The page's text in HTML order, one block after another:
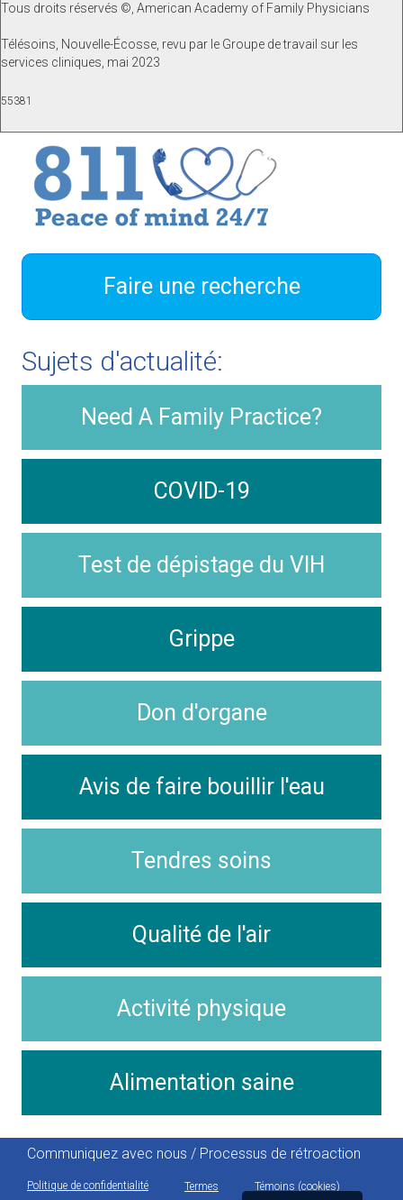
Tous droits réservés ©, American Academy of Family Physicians
Télésoins, Nouvelle-Écosse, revu par le Groupe de travail sur les
services cliniques, mai 2023
55381
Faire une recherche
Sujets d'actualité:
Need A Family Practice?
COVID-19
Test de dépistage du VIH
Grippe
Don d'organe
Avis de faire bouillir l'eau
Tendres soins
Qualité de l'air
Activité physique
Alimentation saine
Communiquez avec nous / Processus de rétroaction
Politique de confidentialité Termes Témoins (cookies)